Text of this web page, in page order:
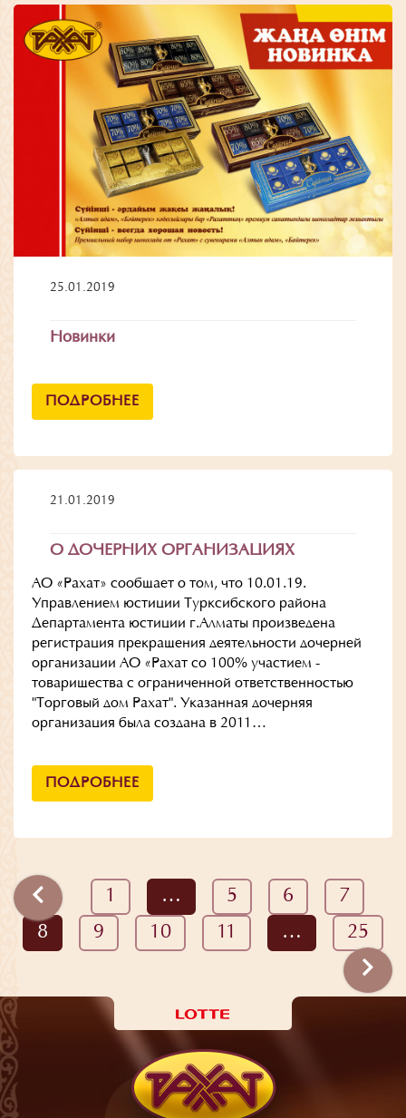
25.01.2019
Новинки
ПОДРОБНЕЕ
21.01.2019
О ДОЧЕРНИХ ОРГАНИЗАЦИЯХ
АО «Рахат» сообщает о том, что 10.01.19.
Управлением юстиции Турксибского района
Департамента юстиции г.Алматы произведена
регистрация прекращения деятельности дочерней
организации АО «Рахат со 100% участием -
товарищества с ограниченной ответственностью
"Торговый дом Рахат". Указанная дочерняя
организация была создана в 2011…
ПОДРОБНЕЕ
1 … 5 6
7
8
9 10 11 … 25